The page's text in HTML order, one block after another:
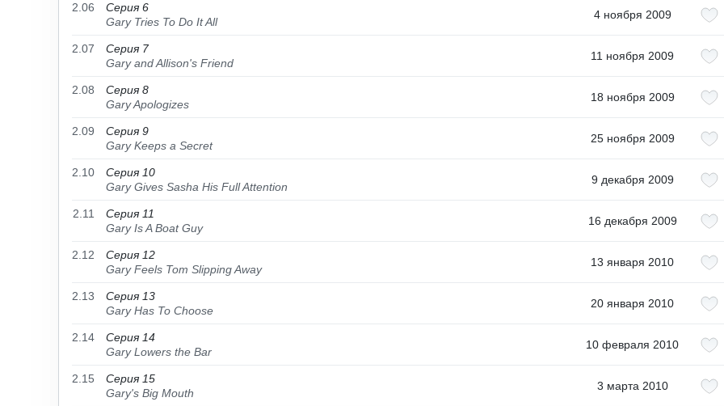
2.06
Серия 6
Gary Tries To Do It All
4 ноября 2009
2.07
Серия 7
Gary and Allison's Friend
11 ноября 2009
2.08
Серия 8
Gary Apologizes
18 ноября 2009
2.09
Серия 9
Gary Keeps a Secret
25 ноября 2009
2.10
Серия 10
Gary Gives Sasha His Full Attention
9 декабря 2009
2.11
Серия 11
Gary Is A Boat Guy
16 декабря 2009
2.12
Серия 12
Gary Feels Tom Slipping Away
13 января 2010
2.13
Серия 13
Gary Has To Choose
20 января 2010
2.14
Серия 14
Gary Lowers the Bar
10 февраля 2010
2.15
Серия 15
Gary's Big Mouth
3 марта 2010